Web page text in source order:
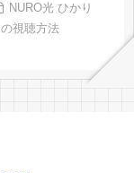
NURO光 ひかり
視聴方法